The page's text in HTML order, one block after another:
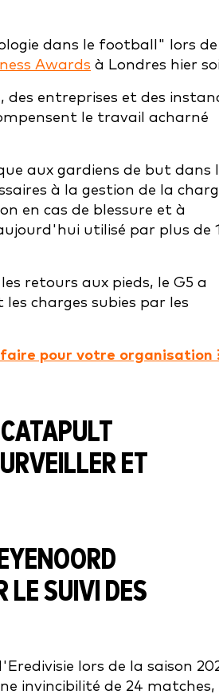
dans le football" lors de
Awards à Londres hier
des entreprises et des
le travail acharné
aux gardiens de but dans
à la gestion de la
en cas de blessure et à
utilisé par plus de
retours aux pieds, le G5 a
charges subies par les
pour votre organisation
LE SUIVI DES
lors de la saison
invincibilité de 24 matches,